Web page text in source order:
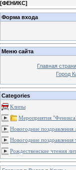
[ФЕНИКС]
Форма входа
Меню сайта
Главная
Город
Categories
Клипы
Мероприятия
Новогодние поздравления
Новогодние поздравления
Рождественские чтения